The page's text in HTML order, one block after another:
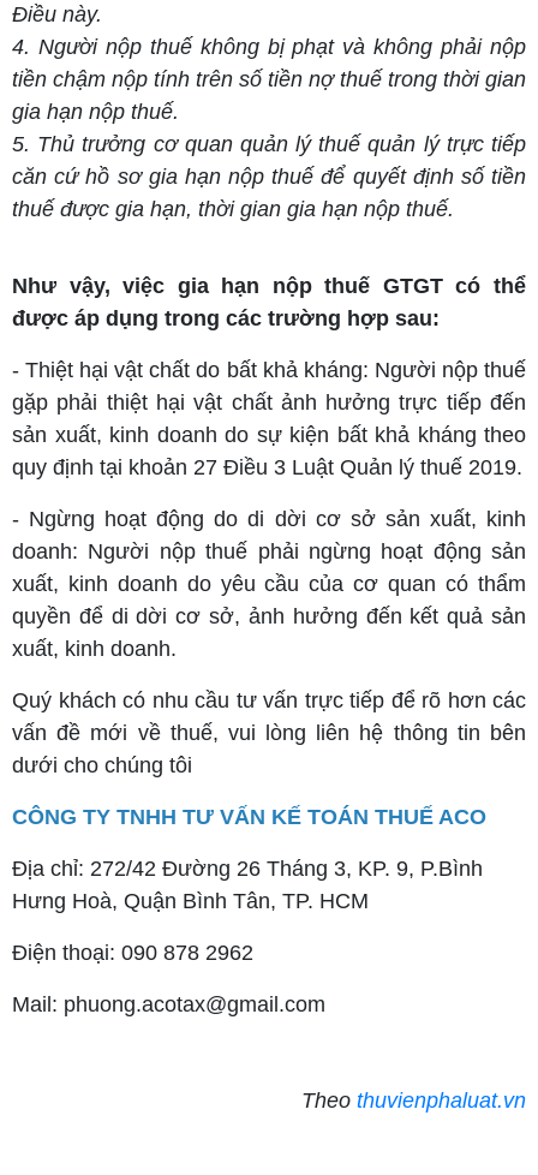
Điều này.
4. Người nộp thuế không bị phạt và không phải nộp
tiền chậm nộp tính trên số tiền nợ thuế trong thời gian
gia hạn nộp thuế.
5. Thủ trưởng cơ quan quản lý thuế quản lý trực tiếp
căn cứ hồ sơ gia hạn nộp thuế để quyết định số tiền
thuế được gia hạn, thời gian gia hạn nộp thuế.
Như vậy, việc gia hạn nộp thuế GTGT có thể
được áp dụng trong các trường hợp sau:
- Thiệt hại vật chất do bất khả kháng: Người nộp thuế
gặp phải thiệt hại vật chất ảnh hưởng trực tiếp đến
sản xuất, kinh doanh do sự kiện bất khả kháng theo
quy định tại khoản 27 Điều 3 Luật Quản lý thuế 2019.
- Ngừng hoạt động do di dời cơ sở sản xuất, kinh
doanh: Người nộp thuế phải ngừng hoạt động sản
xuất, kinh doanh do yêu cầu của cơ quan có thẩm
quyền để di dời cơ sở, ảnh hưởng đến kết quả sản
xuất, kinh doanh.
Quý khách có nhu cầu tư vấn trực tiếp để rõ hơn các
vấn đề mới về thuế, vui lòng liên hệ thông tin bên
dưới cho chúng tôi
CÔNG TY TNHH TƯ VẤN KẾ TOÁN THUẾ ACO
Địa chỉ: 272/42 Đường 26 Tháng 3, KP. 9, P.Bình
Hưng Hoà, Quận Bình Tân, TP. HCM
Điện thoại: 090 878 2962
Mail: phuong.acotax@gmail.com
Theo thuvienphaluat.vn